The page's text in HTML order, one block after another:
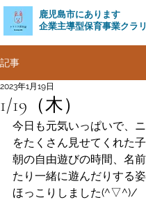
​鹿児島市にあります
企業主導型保育事業クラ
記事
1/19（木）
2023年1月19日
今日も元気いっぱいで、
をたくさん見せてくれた
朝の自由遊びの時間、名
たり一緒に遊んだりする
ほっこりしました(^▽^)/